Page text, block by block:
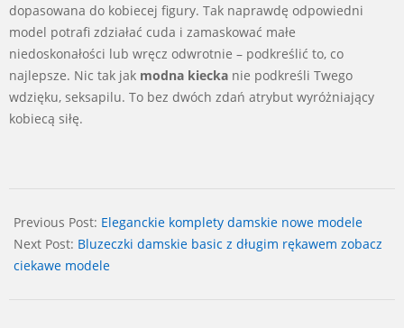
dopasowana do kobiecej figury. Tak naprawdę odpowiedni
model potrafi zdziałać cuda i zamaskować małe
niedoskonałości lub wręcz odwrotnie – podkreślić to, co
najlepsze. Nic tak jak modna kiecka nie podkreśli Twego
wdzięku, seksapilu. To bez dwóch zdań atrybut wyróżniający
kobiecą siłę.
02-
02
Previous Post: Eleganckie komplety damskie nowe modele
Next Post: Bluzeczki damskie basic z długim rękawem zobacz
ciekawe modele